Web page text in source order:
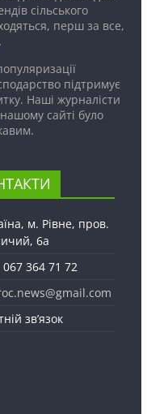
сільського
перш за все,
підтримує
Наші журналісти
сайті було
м. Рівне, пров.
6а
067 364 71 72
зв’язок